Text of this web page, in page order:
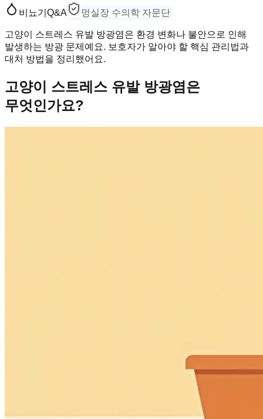
비뇨기 Q&A 멍실장 수의학 자문단
고양이 스트레스 유발 방광염은 환경 변화나 불안으로 인해
발생하는 방광 문제예요. 보호자가 알아야 할 핵심 관리법과
대처 방법을 정리했어요.
고양이 스트레스 유발 방광염은
무엇인가요?